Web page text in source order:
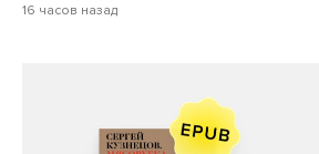
16 часов назад